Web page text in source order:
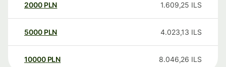
2000 PLN 1.609,25 ILS
5000 PLN 4.023,13 ILS
10000 PLN 8.046,26 ILS